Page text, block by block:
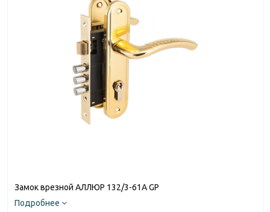
Замок врезной АЛЛЮР 132/3-61А GP
Подробнее